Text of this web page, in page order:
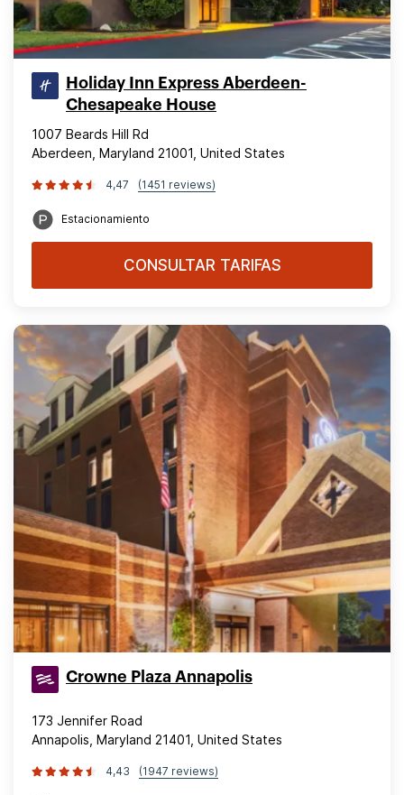
Holiday Inn Express Aberdeen-
Chesapeake House
1007 Beards Hill Rd
Aberdeen, Maryland 21001, United States
4,47 (1451 reviews)
Estacionamiento
CONSULTAR TARIFAS
Crowne Plaza Annapolis
173 Jennifer Road
Annapolis, Maryland 21401, United States
4,43 (1947 reviews)